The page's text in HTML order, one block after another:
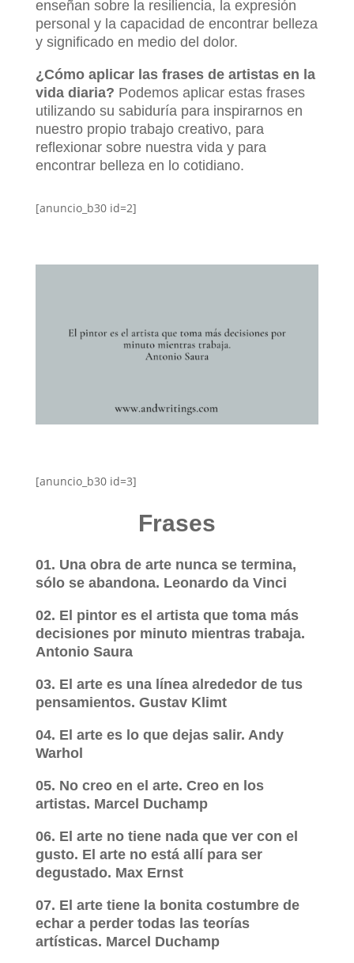
enseñan sobre la resiliencia, la expresión
personal y la capacidad de encontrar belleza
y significado en medio del dolor.
¿Cómo aplicar las frases de artistas en la
vida diaria? Podemos aplicar estas frases
utilizando su sabiduría para inspirarnos en
nuestro propio trabajo creativo, para
reflexionar sobre nuestra vida y para
encontrar belleza en lo cotidiano.
[anuncio_b30 id=2]
[anuncio_b30 id=3]
Frases
01. Una obra de arte nunca se termina,
sólo se abandona. Leonardo da Vinci
02. El pintor es el artista que toma más
decisiones por minuto mientras trabaja.
Antonio Saura
03. El arte es una línea alrededor de tus
pensamientos. Gustav Klimt
04. El arte es lo que dejas salir. Andy
Warhol
05. No creo en el arte. Creo en los
artistas. Marcel Duchamp
06. El arte no tiene nada que ver con el
gusto. El arte no está allí para ser
degustado. Max Ernst
07. El arte tiene la bonita costumbre de
echar a perder todas las teorías
artísticas. Marcel Duchamp